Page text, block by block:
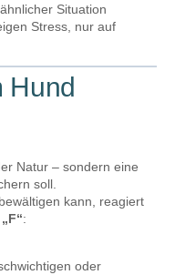
Situation
Stress, nur auf
Hund
Natur – sondern eine
soll.
kann, reagiert
:
oder